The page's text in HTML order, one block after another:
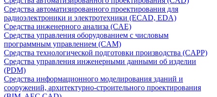
Средства автоматизированного проектирования для
радиоэлектроники и электротехники (ECAD, EDA)
Средства инженерного анализа (CAE)
Средства управления оборудованием с числовым
программным управлением (CAM)
Средства технологической подготовки производства (CAPP)
Средства управления инженерными данными об изделии
(PDM)
Средства информационного моделирования зданий и
сооружений, архитектурно-строительного проектирования